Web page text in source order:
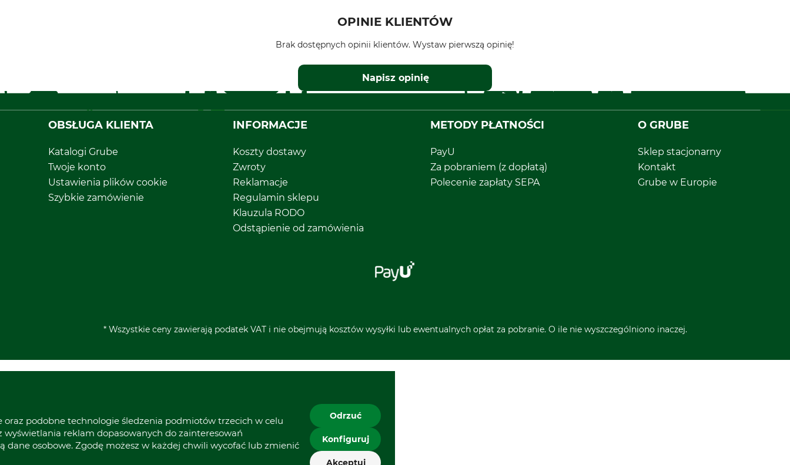
OPINIE KLIENTÓW
Brak dostępnych opinii klientów. Wystaw pierwszą opinię!
Napisz opinię
OBSŁUGA KLIENTA
Katalogi Grube
Twoje konto
Ustawienia plików cookie
Szybkie zamówienie
INFORMACJE
Koszty dostawy
Zwroty
Reklamacje
Regulamin sklepu
Klauzula RODO
Odstąpienie od zamówienia
METODY PŁATNOŚCI
PayU
Za pobraniem (z dopłatą)
Polecenie zapłaty SEPA
O GRUBE
Sklep stacjonarny
Kontakt
Grube w Europie
* Wszystkie ceny zawierają podatek VAT i nie obejmują kosztów wysyłki lub ewentualnych opłat za pobranie. O ile nie wyszczególniono inaczej.
podobne technologie śledzenia podmiotów trzecich w celu
wyświetlania reklam dopasowanych do zainteresowań
dane osobowe. Zgodę możesz w każdej chwili wycofać lub zmienić
Odrzuć
Konfiguruj
Akceptuj